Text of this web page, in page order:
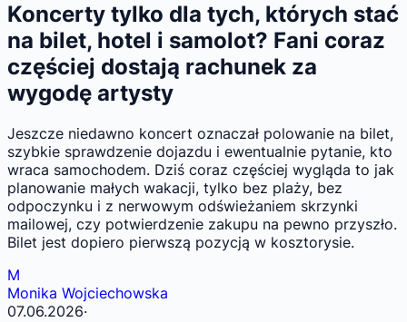
Koncerty tylko dla tych, których stać
na bilet, hotel i samolot? Fani coraz
częściej dostają rachunek za
wygodę artysty
Jeszcze niedawno koncert oznaczał polowanie na bilet,
szybkie sprawdzenie dojazdu i ewentualnie pytanie, kto
wraca samochodem. Dziś coraz częściej wygląda to jak
planowanie małych wakacji, tylko bez plaży, bez
odpoczynku i z nerwowym odświeżaniem skrzynki
mailowej, czy potwierdzenie zakupu na pewno przyszło.
Bilet jest dopiero pierwszą pozycją w kosztorysie.
M
Monika Wojciechowska
07.06.2026·